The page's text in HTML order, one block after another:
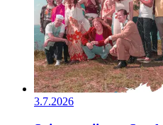
3.7.2026